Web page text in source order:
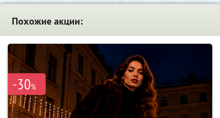
Похожие акции:
-30%